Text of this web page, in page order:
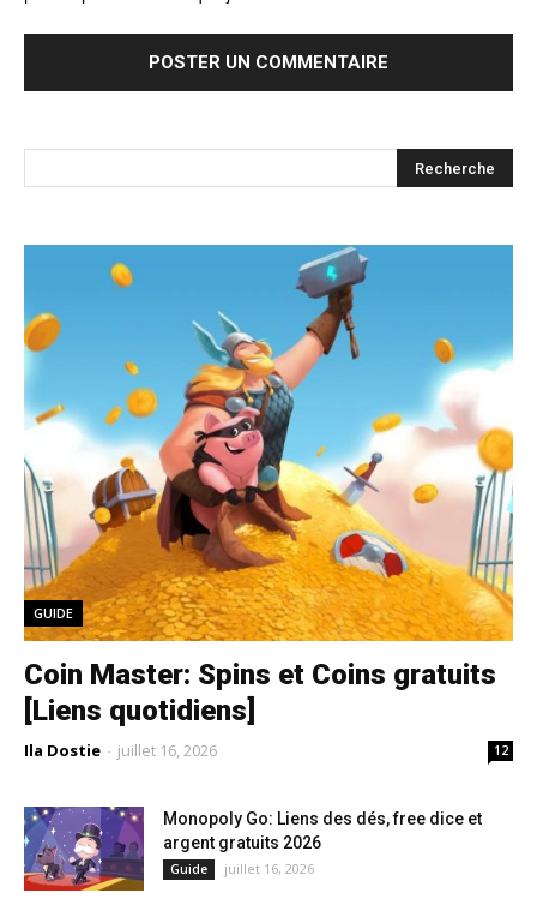
GUIDE
Coin Master: Spins et Coins gratuits
[Liens quotidiens]
Ila Dostie - juillet 16, 2026 12
Monopoly Go: Liens des dés, free dice et
argent gratuits 2026
Guide juillet 16, 2026